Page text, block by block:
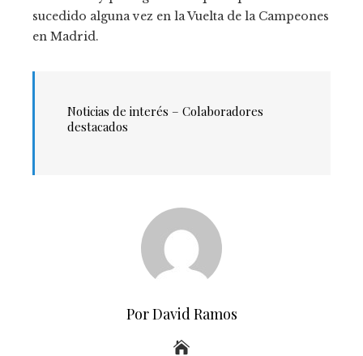
sucedido alguna vez en la Vuelta de la Campeones
en Madrid.
Noticias de interés – Colaboradores
destacados
Por David Ramos